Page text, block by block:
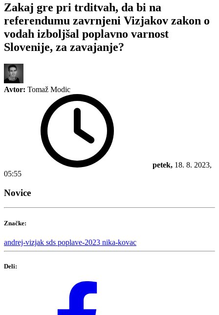
Zakaj gre pri trditvah, da bi na
referendumu zavrnjeni Vizjakov zakon o
vodah izboljšal poplavno varnost
Slovenije, za zavajanje?
Avtor: Tomaž Modic
petek, 18. 8. 2023,
05:55
Novice
Značke:
andrej-vizjak sds poplave-2023 nika-kovac
Deli: